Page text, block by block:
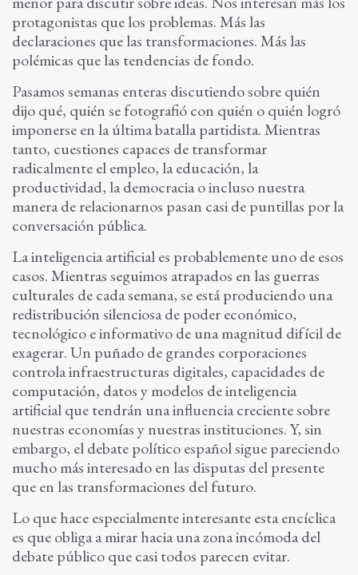
protagonistas que los problemas. Más las
declaraciones que las transformaciones. Más las
polémicas que las tendencias de fondo.
Pasamos semanas enteras discutiendo sobre quién
dijo qué, quién se fotografió con quién o quién logró
imponerse en la última batalla partidista. Mientras
tanto, cuestiones capaces de transformar
radicalmente el empleo, la educación, la
productividad, la democracia o incluso nuestra
manera de relacionarnos pasan casi de puntillas por la
conversación pública.
La inteligencia artificial es probablemente uno de esos
casos. Mientras seguimos atrapados en las guerras
culturales de cada semana, se está produciendo una
redistribución silenciosa de poder económico,
tecnológico e informativo de una magnitud difícil de
exagerar. Un puñado de grandes corporaciones
controla infraestructuras digitales, capacidades de
computación, datos y modelos de inteligencia
artificial que tendrán una influencia creciente sobre
nuestras economías y nuestras instituciones. Y, sin
embargo, el debate político español sigue pareciendo
mucho más interesado en las disputas del presente
que en las transformaciones del futuro.
Lo que hace especialmente interesante esta encíclica
es que obliga a mirar hacia una zona incómoda del
debate público que casi todos parecen evitar.